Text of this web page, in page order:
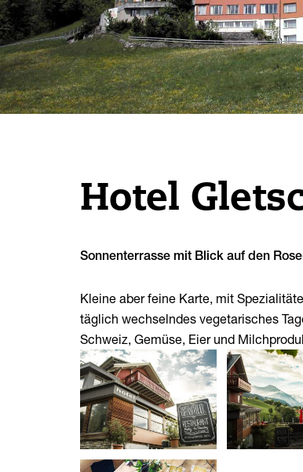
Wanderungen
Abenteuer und Spass
Klettern
Mountainbike
Schlechtwetter
Beatushöhlen
Ortskarten
Hotel
Sonnenterrasse mit Blick auf den
Kleine aber feine Karte, mit
täglich wechselndes vegetarisches
Schweiz, Gemüse, Eier und